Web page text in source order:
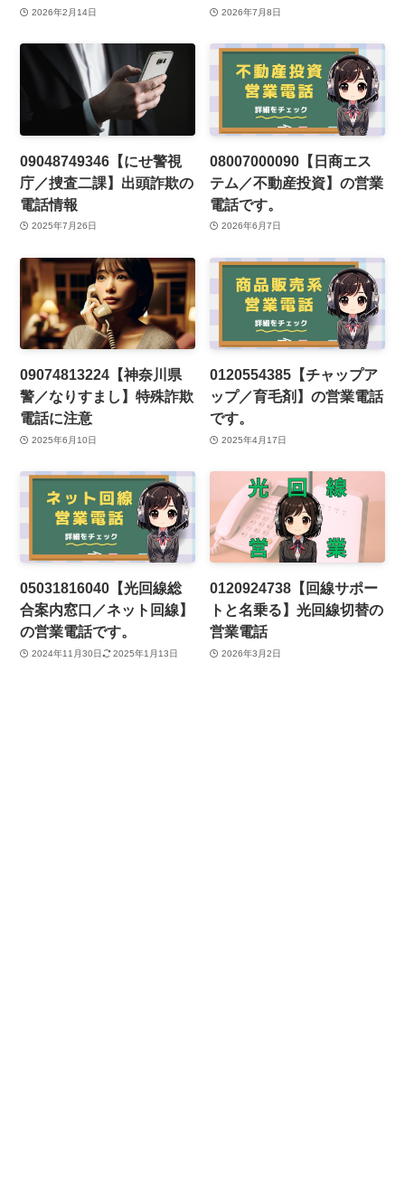
2026年2月14日 2026年7月8日
09048749346【にせ警視
庁／捜査二課】出頭詐欺の
電話情報
2025年7月26日
08007000090【日商エス
テム／不動産投資】の営業
電話です。
2026年6月7日
09074813224【神奈川県
警／なりすまし】特殊詐欺
電話に注意
2025年6月10日
0120554385【チャップア
ップ／育毛剤】の営業電話
です。
2025年4月17日
05031816040【光回線総
合案内窓口／ネット回線】
の営業電話です。
2024年11月30日 2025年1月13日
0120924738【回線サポー
トと名乗る】光回線切替の
営業電話
2026年3月2日